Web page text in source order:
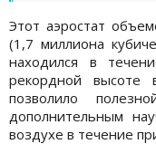
Этот аэростат
(1,7 миллиона
находился в
рекордной высоте
позволило
дополнительным
воздухе в течение